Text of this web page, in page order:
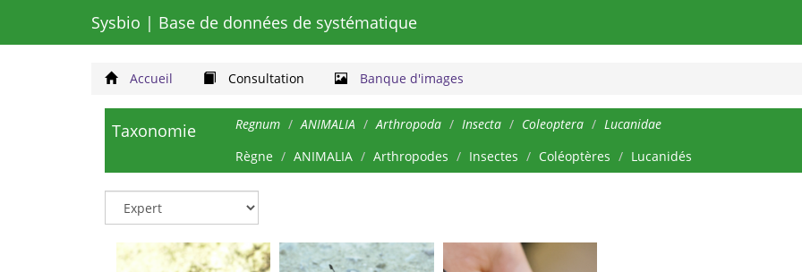
Sysbio | Base de données de systématique
Accueil Consultation Banque d'images
Taxonomie Regnum ANIMALIA Arthropoda Insecta Coleoptera
Lucanidae
Règne
ANIMALIA Arthropodes Insectes Coléoptères Lucanidés